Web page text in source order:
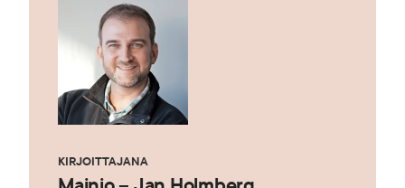
KIRJOITTAJANA